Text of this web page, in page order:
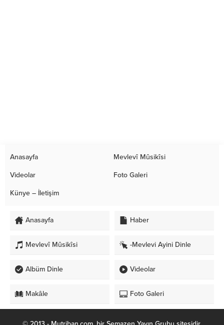
Anasayfa Mevlevî Mûsikîsi
Videolar Foto Galeri
Künye – İletişim
Anasayfa Haber
Mevlevî Mûsikîsi -Mevlevi Ayini Dinle
Albüm Dinle Videolar
Makâle Foto Galeri